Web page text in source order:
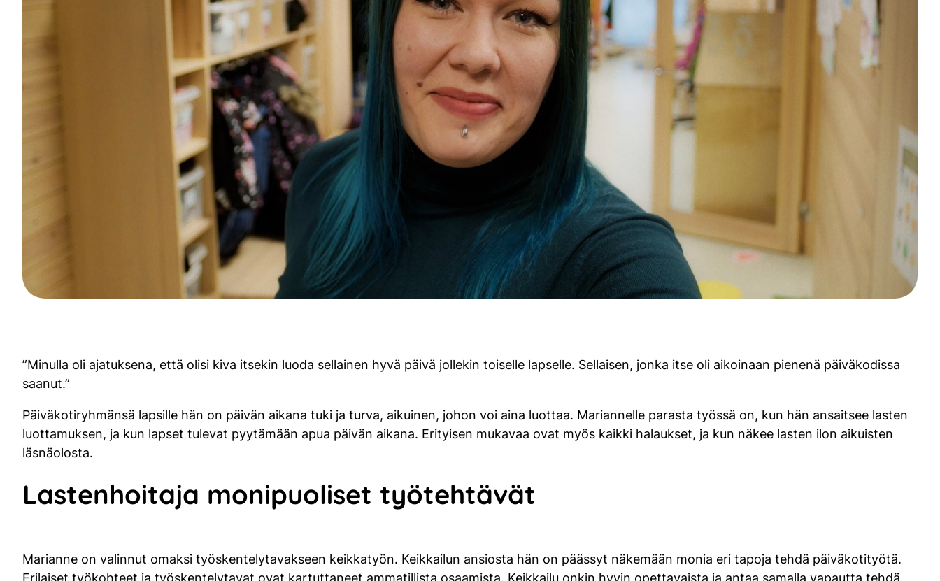
”Minulla oli ajatuksena, että olisi kiva itsekin luoda sellainen hyvä päivä jollekin toiselle lapselle. Sellaisen, jonka itse oli aikoinaan pienenä päiväkodissa
saanut.”
Päiväkotiryhmänsä lapsille hän on päivän aikana tuki ja turva, aikuinen, johon voi aina luottaa. Mariannelle parasta työssä on, kun hän ansaitsee lasten
luottamuksen, ja kun lapset tulevat pyytämään apua päivän aikana. Erityisen mukavaa ovat myös kaikki halaukset, ja kun näkee lasten ilon aikuisten
läsnäolosta.
Lastenhoitaja monipuoliset työtehtävät
Marianne on valinnut omaksi työskentelytavakseen keikkatyön. Keikkailun ansiosta hän on päässyt näkemään monia eri tapoja tehdä päiväkotityötä.
Erilaiset työkohteet ja työskentelytavat ovat kartuttaneet ammatillista osaamista. Keikkailu onkin hyvin opettavaista ja antaa samalla vapautta tehdä